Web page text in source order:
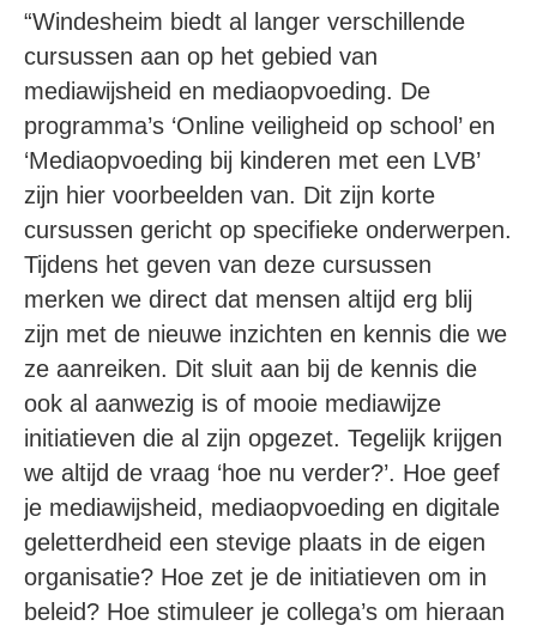
“Windesheim biedt al langer verschillende
cursussen aan op het gebied van
mediawijsheid en mediaopvoeding. De
programma’s ‘Online veiligheid op school’ en
‘Mediaopvoeding bij kinderen met een LVB’
zijn hier voorbeelden van. Dit zijn korte
cursussen gericht op specifieke onderwerpen.
Tijdens het geven van deze cursussen
merken we direct dat mensen altijd erg blij
zijn met de nieuwe inzichten en kennis die we
ze aanreiken. Dit sluit aan bij de kennis die
ook al aanwezig is of mooie mediawijze
initiatieven die al zijn opgezet. Tegelijk krijgen
we altijd de vraag ‘hoe nu verder?’. Hoe geef
je mediawijsheid, mediaopvoeding en digitale
geletterdheid een stevige plaats in de eigen
organisatie? Hoe zet je de initiatieven om in
beleid? Hoe stimuleer je collega’s om hieraan